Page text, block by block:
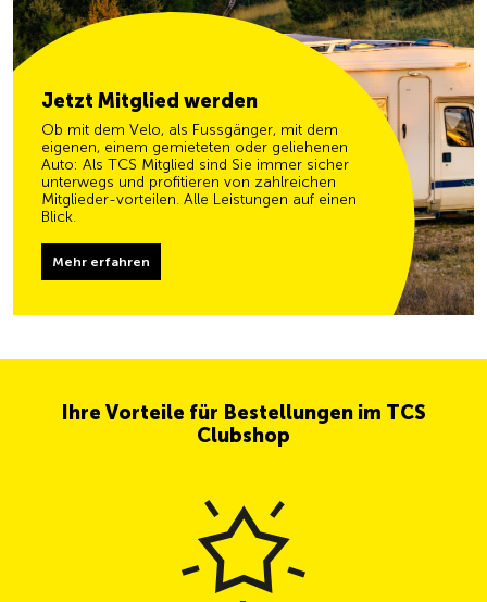
Jetzt Mitglied werden
Ob mit dem Velo, als Fussgänger, mit dem
eigenen, einem gemieteten oder geliehenen
Auto: Als TCS Mitglied sind Sie immer sicher
unterwegs und profitieren von zahlreichen
Mitglieder-vorteilen. Alle Leistungen auf einen
Blick.
Mehr erfahren
Ihre Vorteile für Bestellungen im TCS
Clubshop